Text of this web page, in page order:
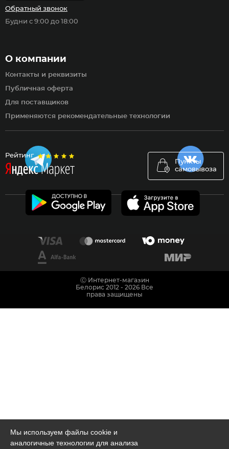
Рейтинг
Пункты
самовывоза
О компании
Контакты и реквизиты
Публичная оферта
Для поставщиков
Применяются рекомендательные технологии
Обратный звонок
Будни с 9:00 до 18:00
Мы используем файлы cookie и
аналогичные технологии для анализа
Ⓒ Интернет-магазин
Белорис 2012 - 2026 Все
права защищены